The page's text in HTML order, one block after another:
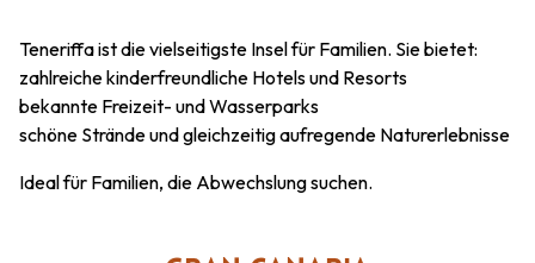
Teneriffa ist die vielseitigste Insel für Familien. Sie bietet:
zahlreiche kinderfreundliche Hotels und Resorts
bekannte Freizeit- und Wasserparks
schöne Strände und gleichzeitig aufregende Naturerlebnisse
Ideal für Familien, die Abwechslung suchen.